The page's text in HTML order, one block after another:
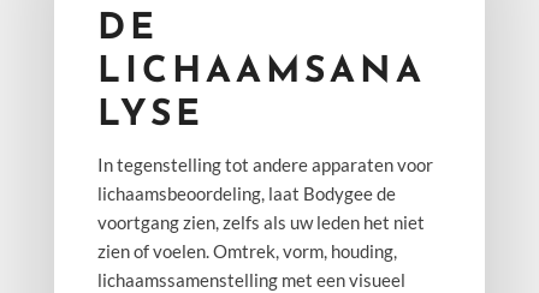
DE
LICHAAMSANA
LYSE
In tegenstelling tot andere apparaten voor
lichaamsbeoordeling, laat Bodygee de
voortgang zien, zelfs als uw leden het niet
zien of voelen. Omtrek, vorm, houding,
lichaamssamenstelling met een visueel